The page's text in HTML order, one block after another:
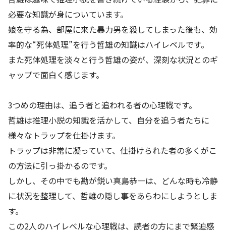
必要な知識が身についています。
娘を守る為、部屋に来た暴力男を殺してしまった後も、効
率的な“死体処理”を行う哲雄の知識はハイレベルです。
また死体処理を淡々と行う哲雄の姿が、深刻な状況とのギ
ャップで面白く感じます。
3つめの理由は、追う者と追われる者の心理戦です。
哲雄は推理小説の知識を活かして、自分を追う者たちに
様々なトラップを仕掛けます。
トラップは非常に凝っていて、仕掛けられた者の多くがこ
の方法に引っ掛かるのです。
しかし、その中でも勘が鋭い真島恭一は、どんな時も冷静
に状況を整理して、哲雄の隠し事をあらわにしようとしま
す。
この2人のハイレベルな心理戦は、読者の方にまで緊迫感